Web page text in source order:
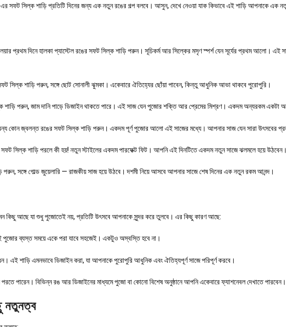
সিল্ক শাড়ি প্রতিটি দিনের জন্য এক নতুন রঙের গল্প বলবে। আসুন, দেখে নেওয়া যাক কিভাবে এই শাড়ি আপনাকে এক
প্রথম দিনে হালকা প্যাস্টেল রঙের সফট সিল্ক শাড়ি পরুন। সূচিকর্ম আর সিল্কের মসৃণ স্পর্শ যেন সূর্যের প্রথম আলো। এই
শাড়ি পরুন, সঙ্গে ছোট সোনালী ঝুমকা। একেবারে ঐতিহ্যের ছোঁয়া পাবেন, কিন্তু আধুনিক আভা থাকবে পুরোপুরি।
পরুন, জাম দানি পাড়ে ডিজাইন থাকতে পারে। এই সাজ যেন পুজোর শক্তি আর প্রেমের মিশ্রণ। একদম অন্যরকম একটা
কোন জ্বলন্ত রঙের সফট সিল্ক শাড়ি পরুন। একদম পূর্ণ পুজোর আলো এই সাজের মধ্যে। আপনার সাজ যেন সারা উৎসবের
সিল্ক শাড়ি পরলে কী হয়! নতুন স্টাইলের একদম পারফেক্ট ফিট। আপনি এই দিনটিতে একদম নতুন সাজে ঝলমলে হয়ে উঠবেন।
সঙ্গে গোল্ড জুয়েলারি — রাজকীয় সাজ হয়ে উঠবে। দশমী নিয়ে আসবে আপনার সাজে শেষ দিনের এক নতুন রকম আনন্দ।
আছে যা শুধু পুজোতেই নয়, প্রতিটি উৎসবে আপনাকে সুন্দর করে তুলবে। এর কিছু কারণ আছে:
ব্যস্ত সময়ে একে পরা যাবে সহজেই। একটুও অস্বস্তি হবে না।
শাড়ি এমনভাবে ডিজাইন করা, যা আপনাকে পুরোপুরি আধুনিক এবং ঐতিহ্যপূর্ণ সাজে পরিপূর্ণ করবে।
পারেন। বিভিন্ন রঙ আর ডিজাইনের মাধ্যমে পুজো বা কোনো বিশেষ অনুষ্ঠানে আপনি একেবারে ফ্যাশনেবল দেখাতে পারবেন।
নতুনত্ব